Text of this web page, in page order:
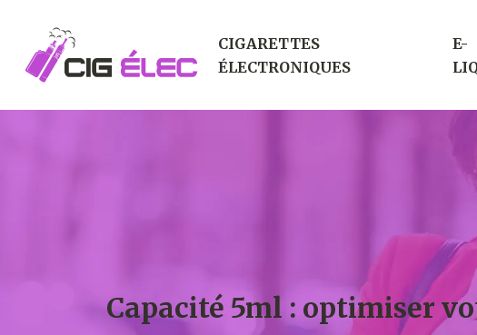
CIGARETTES
ÉLECTRONIQUES
E-
Capacité 5ml : optimiser